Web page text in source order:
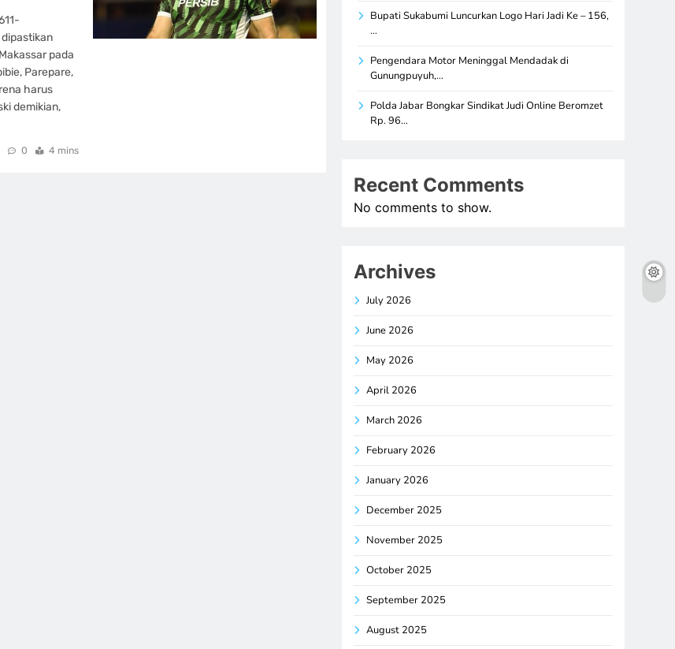
pada
Parepare,
harus
demikian,
0 4 mins
Bupati Sukabumi Luncurkan Logo Hari Jadi Ke – 156,
…
Pengendara Motor Meninggal Mendadak di
Gunungpuyuh,…
Polda Jabar Bongkar Sindikat Judi Online Beromzet
Rp. 96…
Recent Comments
No comments to show.
Archives
July 2026
June 2026
May 2026
April 2026
March 2026
February 2026
January 2026
December 2025
November 2025
October 2025
September 2025
August 2025